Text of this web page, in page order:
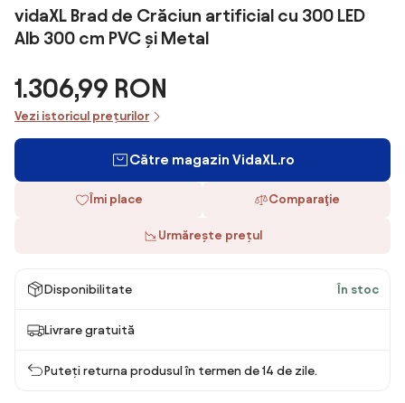
vidaXL Brad de Crăciun artificial cu 300 LED
Alb 300 cm PVC și Metal
1.306,99 RON
Vezi istoricul prețurilor
Către magazin VidaXL.ro
Îmi place Comparaţie
Urmărește prețul
Disponibilitate În stoc
Livrare gratuită
Puteți returna produsul în termen de 14 de zile.